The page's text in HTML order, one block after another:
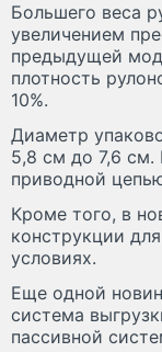
Большего веса
увеличением
предыдущей
плотность
10%.
Диаметр
5,8 см до 7,6
приводной
Кроме того, в
конструкции
условиях.
Еще одной
система
пассивной